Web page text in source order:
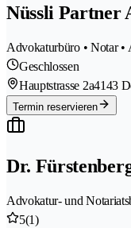
Nüssli Partner
Advokaturbüro • Notar
Geschlossen
Hauptstrasse 2a4143
Termin reservieren
Dr.
Advokatur- und
5(1)